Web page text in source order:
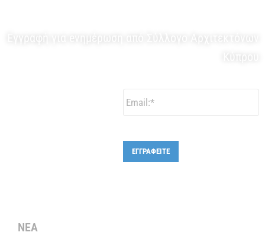
Εγγραφή για eνημέρωση από Σύλλογο Αρχιτεκτόνων
ΕΓΓΡΑΦΕΙΤΕ
ΝΕΑ